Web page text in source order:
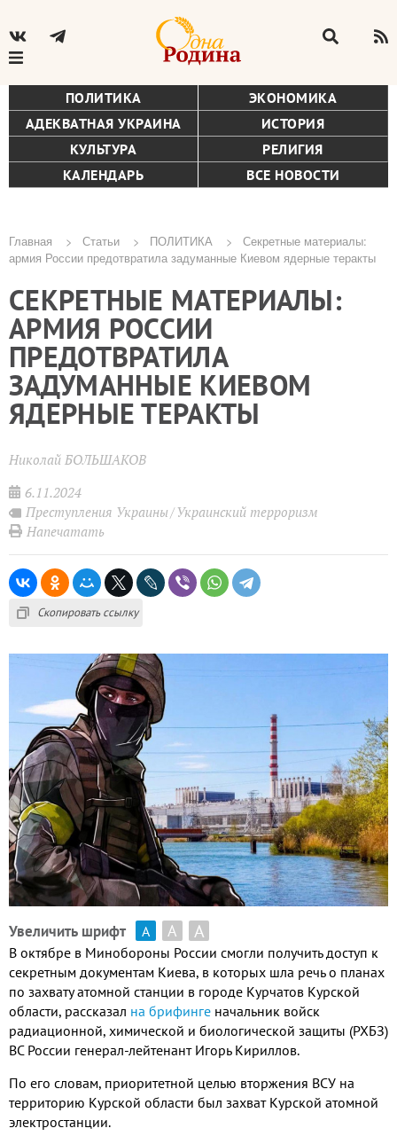
ПОЛИТИКА
ЭКОНОМИКА
АДЕКВАТНАЯ УКРАИНА
ИСТОРИЯ
КУЛЬТУРА
РЕЛИГИЯ
КАЛЕНДАРЬ
ВСЕ НОВОСТИ
Строка
навигации
Главная Статьи ПОЛИТИКА
Секретные материалы:
армия России предотвратила задуманные Киевом ядерные теракты
СЕКРЕТНЫЕ МАТЕРИАЛЫ:
АРМИЯ РОССИИ
ПРЕДОТВРАТИЛА
ЗАДУМАННЫЕ КИЕВОМ
ЯДЕРНЫЕ ТЕРАКТЫ
Николай БОЛЬШАКОВ
6.11.2024
Преступления Украины Украинский терроризм
Напечатать
Скопировать ссылку
Увеличить шрифт А А А
В октябре в Минобороны России смогли получить доступ к
секретным документам Киева, в которых шла речь о планах
по захвату атомной станции в городе Курчатов Курской
области, рассказал на брифинге начальник войск
радиационной, химической и биологической защиты (РХБЗ)
ВС России генерал-лейтенант Игорь Кириллов.
По его словам, приоритетной целью вторжения ВСУ на
территорию Курской области был захват Курской атомной
электростанции.